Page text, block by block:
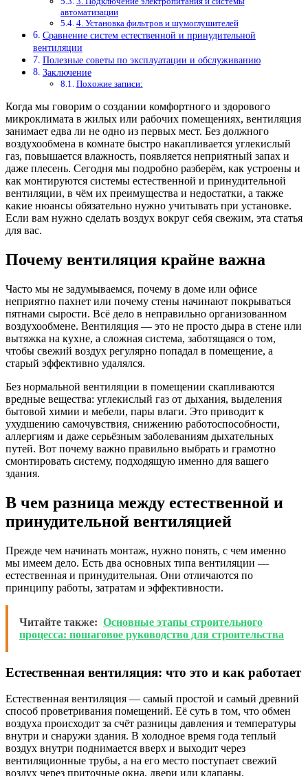
автоматизации
4. Установка фильтров и шумоглушителей
Сравнение систем естественной и принудительной
вентиляции
Полезные советы по эксплуатации и обслуживанию
Заключение
Похожие записи:
Когда мы говорим о создании комфортного и здорового
микроклимата в жилых или рабочих помещениях, вентиляция
занимает едва ли не одно из первых мест. Без должного
воздухообмена в комнате быстро накапливается углекислый
газ, повышается влажность, появляется неприятный запах и
даже плесень. Сегодня мы подробно разберём, как устроены и
как монтируются системы естественной и принудительной
вентиляции, в чём их преимущества и недостатки, а также
какие нюансы обязательно нужно учитывать при установке.
Если вам нужно сделать воздух вокруг себя свежим, эта статья
для вас.
Почему вентиляция крайне важна
Часто мы не задумываемся, почему в доме или офисе
неприятно пахнет или почему стены начинают покрываться
пятнами сырости. Всё дело в неправильно организованном
воздухообмене. Вентиляция — это не просто дыра в стене или
вытяжка на кухне, а сложная система, заботящаяся о том,
чтобы свежий воздух регулярно попадал в помещение, а
старый эффективно удалялся.
Без нормальной вентиляции в помещении скапливаются
вредные вещества: углекислый газ от дыхания, выделения
бытовой химии и мебели, пары влаги. Это приводит к
ухудшению самочувствия, снижению работоспособности,
аллергиям и даже серьёзным заболеваниям дыхательных
путей. Вот почему важно правильно выбрать и грамотно
смонтировать систему, подходящую именно для вашего
здания.
В чем разница между естественной и
принудительной вентиляцией
Прежде чем начинать монтаж, нужно понять, с чем именно
мы имеем дело. Есть два основных типа вентиляции —
естественная и принудительная. Они отличаются по
принципу работы, затратам и эффективности.
Читайте также: Основные этапы строительного
процесса: пошаговое руководство для строительства
Естественная вентиляция: что это и как работает
Естественная вентиляция — самый простой и самый древний
способ проветривания помещений. Её суть в том, что обмен
воздуха происходит за счёт разницы давления и температуры
внутри и снаружи здания. В холодное время года теплый
воздух внутри поднимается вверх и выходит через
вентиляционные трубы, а на его место поступает свежий
воздух через приточные окна, двери или клапаны.